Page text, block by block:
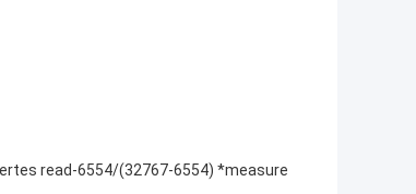
read-6554/(32767-6554) *measure